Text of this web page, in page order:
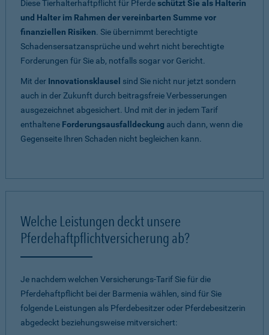
Diese Tierhalterhaftpflicht für Pferdeschützt Sie als Halterin
und Halter im Rahmen der vereinbarten Summe vor
finanziellen Risiken. Sie übernimmt berechtigte
Schadensersatzansprüche und wehrt nicht berechtigte
Forderungen für Sie ab, notfalls sogar vor Gericht.
Mit der Innovationsklausel sind Sie nicht nur jetzt sondern
auch in der Zukunft durch beitragsfreie Verbesserungen
ausgezeichnet abgesichert. Und mit der in jedem Tarif
enthaltene Forderungsausfalldeckung auch dann, wenn die
Gegenseite Ihren Schaden nicht begleichen kann.
Welche Leistungen deckt unsere
Pferdehaftpflichtversicherung ab?
Je nachdem welchen Versicherungs-Tarif Sie für die
Pferdehaftpflicht bei der Barmenia wählen, sind für Sie
folgende Leistungen als Pferdebesitzer oder Pferdebesitzerin
abgedeckt beziehungsweise mitversichert: